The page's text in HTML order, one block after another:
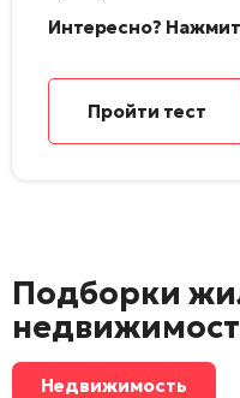
Интересно?
Пройти тест
Подборки
Недвижимость